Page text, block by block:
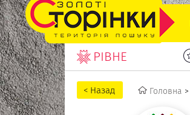
РІВНЕ
Головна >